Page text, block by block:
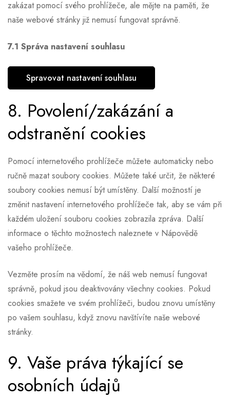
zakázat pomocí svého prohlížeče, ale mějte na paměti, že
naše webové stránky již nemusí fungovat správně.
7.1 Správa nastavení souhlasu
Spravovat nastavení souhlasu
8. Povolení/zakázání a
odstranění cookies
Pomocí internetového prohlížeče můžete automaticky nebo
ručně mazat soubory cookies. Můžete také určit, že některé
soubory cookies nemusí být umístěny. Další možností je
změnit nastavení internetového prohlížeče tak, aby se vám při
každém uložení souboru cookies zobrazila zpráva. Další
informace o těchto možnostech naleznete v Nápovědě
vašeho prohlížeče.
Vezměte prosím na vědomí, že náš web nemusí fungovat
správně, pokud jsou deaktivovány všechny cookies. Pokud
cookies smažete ve svém prohlížeči, budou znovu umístěny
po vašem souhlasu, když znovu navštívíte naše webové
stránky.
9. Vaše práva týkající se
osobních údajů